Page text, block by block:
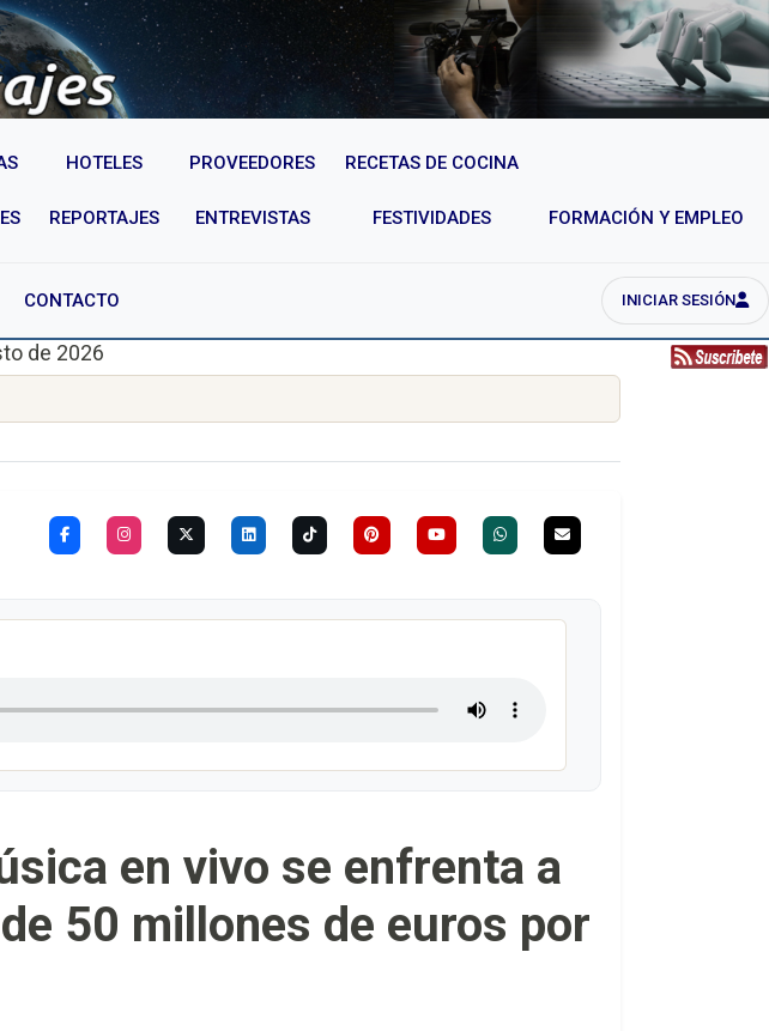
HOTELES PROVEEDORES RECETAS DE COCINA
REPORTAJES ENTREVISTAS FESTIVIDADES FORMACIÓN Y EMPLEO
CONTACTO INICIAR SESIÓN
de 2026
en vivo se enfrenta a
50 millones de euros por